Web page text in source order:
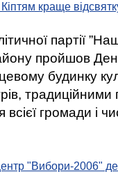
краще
партії
пройшов
будинку
традиційними
громади і
"Вибори-2006"